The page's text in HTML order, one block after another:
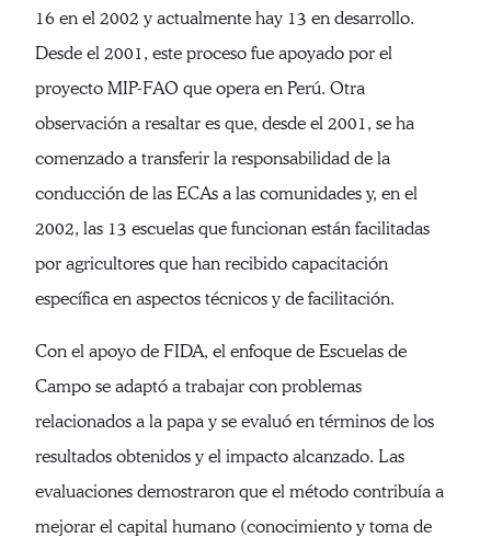
16 en el 2002 y actualmente hay 13 en desarrollo.
Desde el 2001, este proceso fue apoyado por el
proyecto MIP-FAO que opera en Perú. Otra
observación a resaltar es que, desde el 2001, se ha
comenzado a transferir la responsabilidad de la
conducción de las ECAs a las comunidades y, en el
2002, las 13 escuelas que funcionan están facilitadas
por agricultores que han recibido capacitación
específica en aspectos técnicos y de facilitación.
Con el apoyo de FIDA, el enfoque de Escuelas de
Campo se adaptó a trabajar con problemas
relacionados a la papa y se evaluó en términos de los
resultados obtenidos y el impacto alcanzado. Las
evaluaciones demostraron que el método contribuía a
mejorar el capital humano (conocimiento y toma de